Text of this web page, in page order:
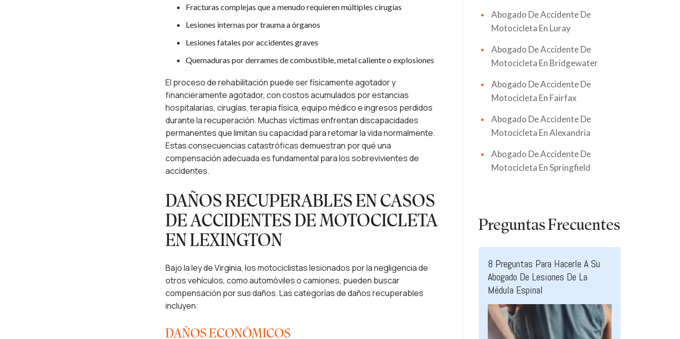
Fracturas complejas que a menudo requieren múltiples cirugías
Lesiones internas por trauma a órganos
Lesiones fatales por accidentes graves
Quemaduras por derrames de combustible, metal caliente o explosiones
El proceso de rehabilitación puede ser físicamente agotador y
financieramente agotador, con costos acumulados por estancias
hospitalarias, cirugías, terapia física, equipo médico e ingresos perdidos
durante la recuperación. Muchas víctimas enfrentan discapacidades
permanentes que limitan su capacidad para retomar la vida normalmente.
Estas consecuencias catastróficas demuestran por qué una
compensación adecuada es fundamental para los sobrevivientes de
accidentes.
DAÑOS RECUPERABLES EN CASOS
DE ACCIDENTES DE MOTOCICLETA
EN LEXINGTON
Bajo la ley de Virginia, los motociclistas lesionados por la negligencia de
otros vehículos, como automóviles o camiones, pueden buscar
compensación por sus daños. Las categorías de daños recuperables
incluyen:
DAÑOS ECONÓMICOS
Abogado De Accidente De
Motocicleta En Luray
Abogado De Accidente De
Motocicleta En Bridgewater
Abogado De Accidente De
Motocicleta En Fairfax
Abogado De Accidente De
Motocicleta En Alexandria
Abogado De Accidente De
Motocicleta En Springfield
Preguntas Frecuentes
8 Preguntas Para Hacerle A Su
Abogado De Lesiones De La
Médula Espinal